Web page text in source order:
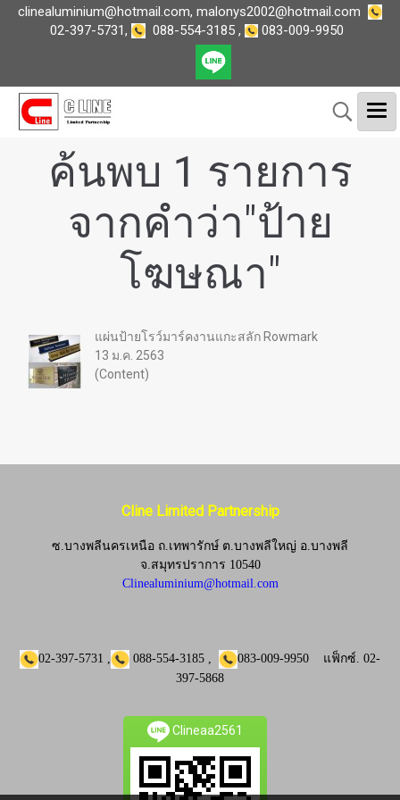
clinealuminium@hotmail.com, malonys2002@hotmail.com
02-397-5731, 088-554-3185, 083-009-9950
ค้นพบ 1 รายการ
จากคำว่า"ป้าย
โฆษณา"
แผ่นป้ายโรว์มาร์คงานแกะสลัก Rowmark
13 ม.ค. 2563
(Content)
Cline Limited Partnership
ซ.บางพลีนครเหนือ ถ.เทพารักษ์ ต.บางพลีใหญ่ อ.บางพลี
จ.สมุทรปราการ 10540
Clinealuminium@hotmail.com
02-397-5731 , 088-554-3185 , 083-009-9950 แฟ็กซ์. 02-
397-5868
Clineaa2561